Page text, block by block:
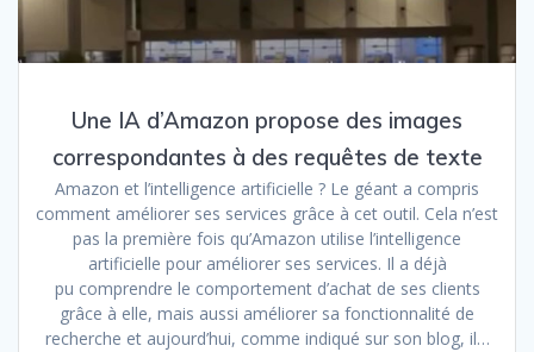
Une IA d’Amazon propose des images
correspondantes à des requêtes de texte
Amazon et l’intelligence artificielle ? Le géant a compris
comment améliorer ses services grâce à cet outil. Cela n’est
pas la première fois qu’Amazon utilise l’intelligence
artificielle pour améliorer ses services. Il a déjà
pu comprendre le comportement d’achat de ses clients
grâce à elle, mais aussi améliorer sa fonctionnalité de
recherche et aujourd’hui, comme indiqué sur son blog, il…